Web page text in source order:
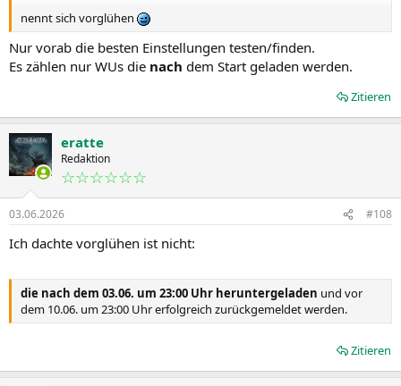
nennt sich vorglühen
Nur vorab die besten Einstellungen testen/finden.
Es zählen nur WUs die nach dem Start geladen werden.
Zitieren
eratte
Redaktion
☆☆☆☆☆☆
03.06.2026 #108
Ich dachte vorglühen ist nicht:
die nach dem 03.06. um 23:00 Uhr heruntergeladen und vor
dem 10.06. um 23:00 Uhr erfolgreich zurückgemeldet werden.
Zitieren